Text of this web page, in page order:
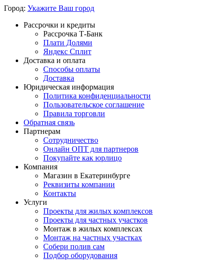
Город: Укажите Ваш город
Рассрочки и кредиты
Рассрочка Т-Банк
Плати Долями
Яндекс Сплит
Доставка и оплата
Способы оплаты
Доставка
Юридическая информация
Политика конфиденциальности
Пользовательское соглашение
Правила торговли
Обратная связь
Партнерам
Сотрудничество
Онлайн ОПТ для партнеров
Покупайте как юрлицо
Компания
Магазин в Екатеринбурге
Реквизиты компании
Контакты
Услуги
Проекты для жилых комплексов
Проекты для частных участков
Монтаж в жилых комплексах
Монтаж на частных участках
Собери полив сам
Подбор оборудования